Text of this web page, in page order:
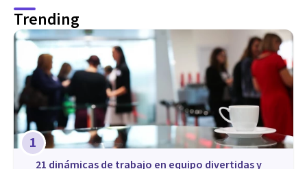
Trending
1
21 dinámicas de trabajo en equipo divertidas y